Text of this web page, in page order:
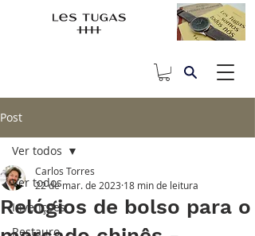
Post
Ver todos
Invenções
Restauro
Ver todos
Relógios de bolso para o
Carlos Torres
22 de mar. de 2023 18 min de leitura